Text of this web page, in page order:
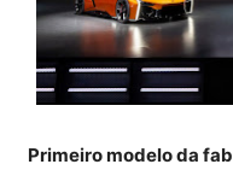
Primeiro modelo da